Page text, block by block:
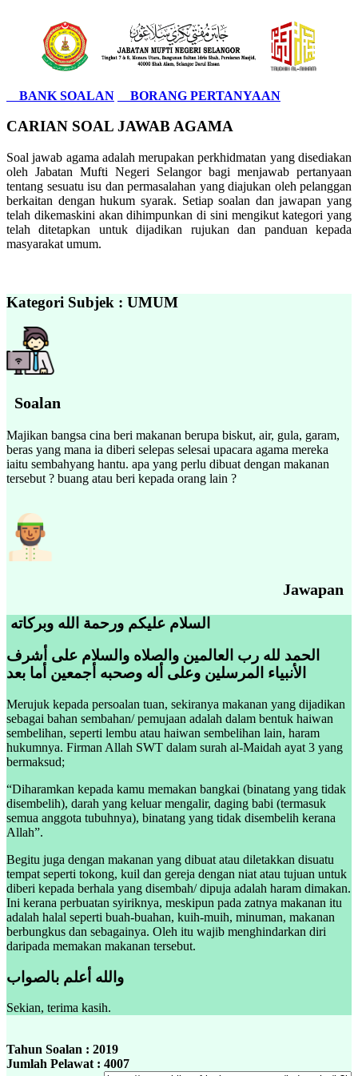
BANK SOALAN BORANG PERTANYAAN
CARIAN SOAL JAWAB AGAMA
Soal jawab agama adalah merupakan perkhidmatan yang disediakan
oleh Jabatan Mufti Negeri Selangor bagi menjawab pertanyaan
tentang sesuatu isu dan permasalahan yang diajukan oleh pelanggan
berkaitan dengan hukum syarak. Setiap soalan dan jawapan yang
telah dikemaskini akan dihimpunkan di sini mengikut kategori yang
telah ditetapkan untuk dijadikan rujukan dan panduan kepada
masyarakat umum.
Kategori Subjek : UMUM
Soalan
Majikan bangsa cina beri makanan berupa biskut, air, gula, garam,
beras yang mana ia diberi selepas selesai upacara agama mereka
iaitu sembahyang hantu. apa yang perlu dibuat dengan makanan
tersebut ? buang atau beri kepada orang lain ?
Jawapan
الحمد لله رب العالمين والصلاه والسلام على أشرف
الأنبياء المرسلين وعلى أله وصحبه أجمعين أما بعد
Merujuk kepada persoalan tuan, sekiranya makanan yang dijadikan
sebagai bahan sembahan/ pemujaan adalah dalam bentuk haiwan
sembelihan, seperti lembu atau haiwan sembelihan lain, haram
hukumnya. Firman Allah SWT dalam surah al-Maidah ayat 3 yang
bermaksud;
“Diharamkan kepada kamu memakan bangkai (binatang yang tidak
disembelih), darah yang keluar mengalir, daging babi (termasuk
semua anggota tubuhnya), binatang yang tidak disembelih kerana
Allah”.
Begitu juga dengan makanan yang dibuat atau diletakkan disuatu
tempat seperti tokong, kuil dan gereja dengan niat atau tujuan untuk
diberi kepada berhala yang disembah/ dipuja adalah haram dimakan.
Ini kerana perbuatan syiriknya, meskipun pada zatnya makanan itu
adalah halal seperti buah-buahan, kuih-muih, minuman, makanan
berbungkus dan sebagainya. Oleh itu wajib menghindarkan diri
daripada memakan makanan tersebut.
والله أعلم بالصواب
Sekian, terima kasih.
Tahun Soalan : 2019
Jumlah Pelawat : 4007